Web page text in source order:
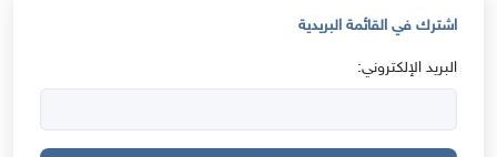
اشترك في القائمة البريدية
البريد الإلكتروني: